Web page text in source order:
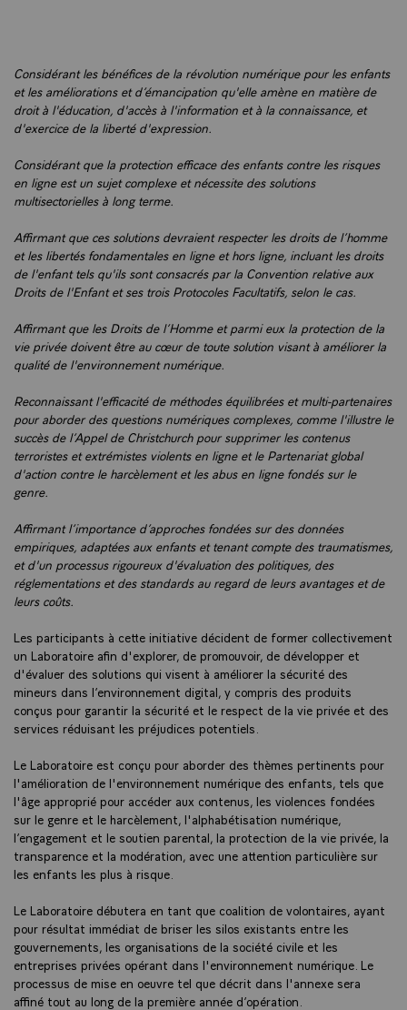
Considérant les bénéfices de la révolution numérique pour les enfants
et les améliorations et d’émancipation qu'elle amène en matière de
droit à l'éducation, d'accès à l'information et à la connaissance, et
d'exercice de la liberté d'expression.
Considérant que la protection efficace des enfants contre les risques
en ligne est un sujet complexe et nécessite des solutions
multisectorielles à long terme.
Affirmant que ces solutions devraient respecter les droits de l’homme
et les libertés fondamentales en ligne et hors ligne, incluant les droits
de l'enfant tels qu'ils sont consacrés par la Convention relative aux
Droits de l'Enfant et ses trois Protocoles Facultatifs, selon le cas.
Affirmant que les Droits de l’Homme et parmi eux la protection de la
vie privée doivent être au cœur de toute solution visant à améliorer la
qualité de l'environnement numérique.
Reconnaissant l'efficacité de méthodes équilibrées et multi-partenaires
pour aborder des questions numériques complexes, comme l'illustre le
succès de l’Appel de Christchurch pour supprimer les contenus
terroristes et extrémistes violents en ligne et le Partenariat global
d'action contre le harcèlement et les abus en ligne fondés sur le
genre.
Affirmant l’importance d’approches fondées sur des données
empiriques, adaptées aux enfants et tenant compte des traumatismes,
et d'un processus rigoureux d'évaluation des politiques, des
réglementations et des standards au regard de leurs avantages et de
leurs coûts.
Les participants à cette initiative décident de former collectivement
un Laboratoire afin d'explorer, de promouvoir, de développer et
d'évaluer des solutions qui visent à améliorer la sécurité des
mineurs dans l’environnement digital, y compris des produits
conçus pour garantir la sécurité et le respect de la vie privée et des
services réduisant les préjudices potentiels.
Le Laboratoire est conçu pour aborder des thèmes pertinents pour
l'amélioration de l'environnement numérique des enfants, tels que
l'âge approprié pour accéder aux contenus, les violences fondées
sur le genre et le harcèlement, l'alphabétisation numérique,
l’engagement et le soutien parental, la protection de la vie privée, la
transparence et la modération, avec une attention particulière sur
les enfants les plus à risque.
Le Laboratoire débutera en tant que coalition de volontaires, ayant
pour résultat immédiat de briser les silos existants entre les
gouvernements, les organisations de la société civile et les
entreprises privées opérant dans l'environnement numérique. Le
processus de mise en oeuvre tel que décrit dans l'annexe sera
affiné tout au long de la première année d’opération.